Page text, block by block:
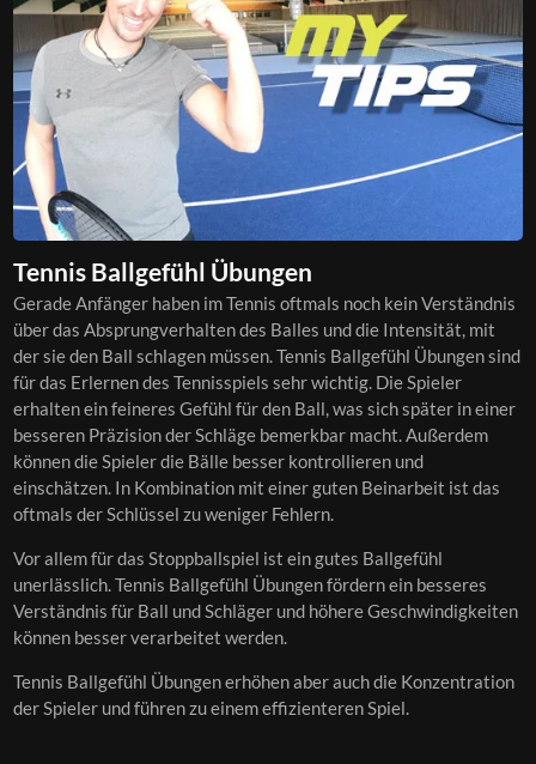
Tennis Ballgefühl Übungen
Gerade Anfänger haben im Tennis oftmals noch kein Verständnis
über das Absprungverhalten des Balles und die Intensität, mit
der sie den Ball schlagen müssen. Tennis Ballgefühl Übungen sind
für das Erlernen des Tennisspiels sehr wichtig. Die Spieler
erhalten ein feineres Gefühl für den Ball, was sich später in einer
besseren Präzision der Schläge bemerkbar macht. Außerdem
können die Spieler die Bälle besser kontrollieren und
einschätzen. In Kombination mit einer guten Beinarbeit ist das
oftmals der Schlüssel zu weniger Fehlern.
Vor allem für das Stoppballspiel ist ein gutes Ballgefühl
unerlässlich. Tennis Ballgefühl Übungen fördern ein besseres
Verständnis für Ball und Schläger und höhere Geschwindigkeiten
können besser verarbeitet werden.
Tennis Ballgefühl Übungen erhöhen aber auch die Konzentration
der Spieler und führen zu einem effizienteren Spiel.